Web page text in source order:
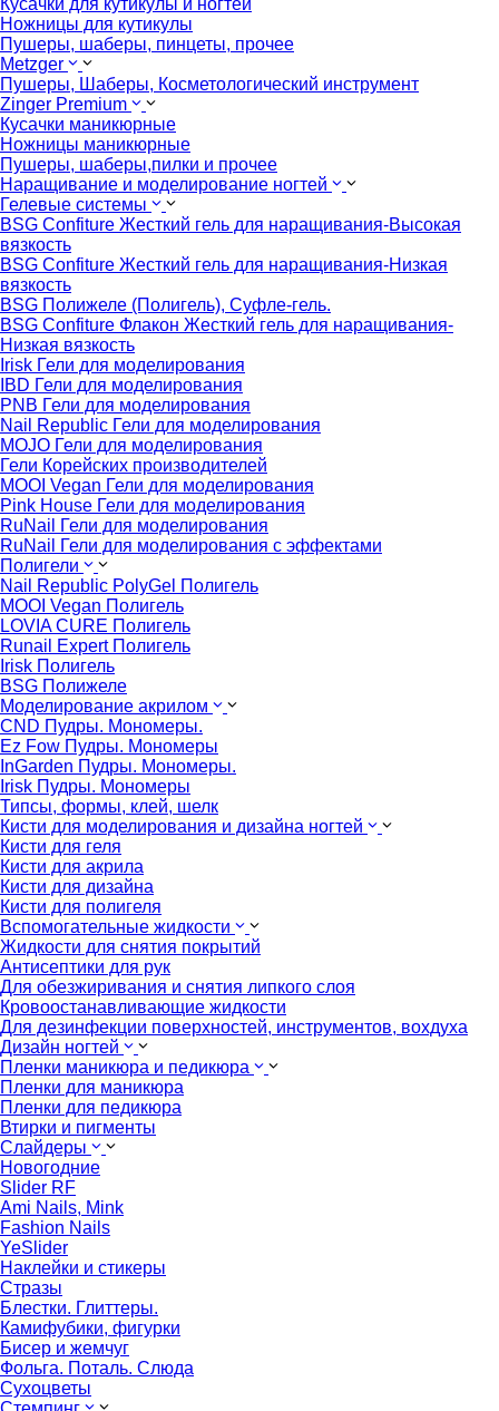
Кусачки для кутикулы и ногтей
Ножницы для кутикулы
Пушеры, шаберы, пинцеты, прочее
Metzger
Пушеры, Шаберы, Косметологический инструмент
Zinger Premium
Кусачки маникюрные
Ножницы маникюрные
Пушеры, шаберы,пилки и прочее
Наращивание и моделирование ногтей
Гелевые системы
BSG Confiture Жесткий гель для наращивания-Высокая
вязкость
BSG Confiture Жесткий гель для наращивания-Низкая
вязкость
BSG Полижеле (Полигель), Суфле-гель.
BSG Confiture Флакон Жесткий гель для наращивания-
Низкая вязкость
Irisk Гели для моделирования
IBD Гели для моделирования
PNB Гели для моделирования
Nail Republic Гели для моделирования
MOJO Гели для моделирования
Гели Корейских производителей
MOOI Vegan Гели для моделирования
Pink House Гели для моделирования
RuNail Гели для моделирования
RuNail Гели для моделирования с эффектами
Полигели
Nail Republic PolyGel Полигель
MOOI Vegan Полигель
LOVIA CURE Полигель
Runail Expert Полигель
Irisk Полигель
BSG Полижеле
Моделирование акрилом
CND Пудры. Мономеры.
Ez Fow Пудры. Мономеры
InGarden Пудры. Мономеры.
Irisk Пудры. Мономеры
Типсы, формы, клей, шелк
Кисти для моделирования и дизайна ногтей
Кисти для геля
Кисти для акрила
Кисти для дизайна
Кисти для полигеля
Вспомогательные жидкости
Жидкости для снятия покрытий
Антисептики для рук
Для обезжиривания и снятия липкого слоя
Кровоостанавливающие жидкости
Для дезинфекции поверхностей, инструментов, вохдуха
Дизайн ногтей
Пленки маникюра и педикюра
Пленки для маникюра
Пленки для педикюра
Втирки и пигменты
Слайдеры
Новогодние
Slider RF
Ami Nails, Mink
Fashion Nails
YeSlider
Наклейки и стикеры
Стразы
Блестки. Глиттеры.
Камифубики, фигурки
Бисер и жемчуг
Фольга. Поталь. Слюда
Сухоцветы